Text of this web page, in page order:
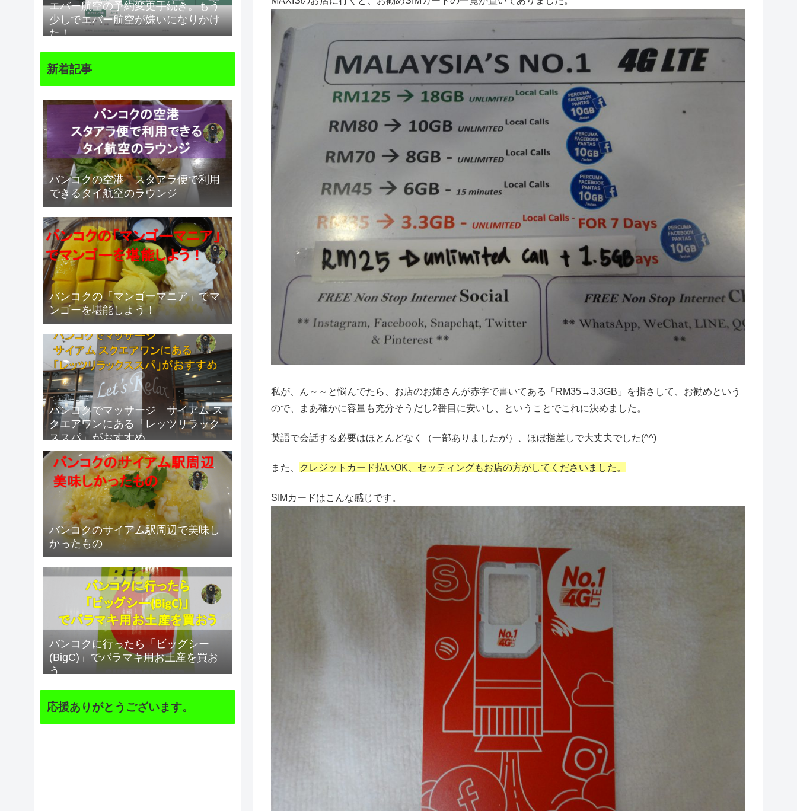
私が、ん～～と悩んでたら、お店のお姉さんが赤字で書いてある「RM35→3.3GB」を指さして、お勧めという
ので、まあ確かに容量も充分そうだし2番目に安いし、ということでこれに決めました。
英語で会話する必要はほとんどなく（一部ありましたが）、ほぼ指差しで大丈夫でした(^^)
また、 クレジットカード払いOK、セッティングもお店の方がしてくださいました。
SIMカードはこんな感じです。
エバー航空の予約変更手続き。もう
少しでエバー航空が嫌いになりかけ
た！
新着記事
バンコクの空港 スタアラ便で利用
できるタイ航空のラウンジ
バンコクの「マンゴーマニア」でマ
ンゴーを堪能しよう！
バンコクでマッサージ サイアム ス
クエアワンにある「レッツリラック
ススパ」がおすすめ
バンコクのサイアム駅周辺で美味し
かったもの
バンコクに行ったら「ビッグシー
(BigC)」でバラマキ用お土産を買お
う
応援ありがとうございます。